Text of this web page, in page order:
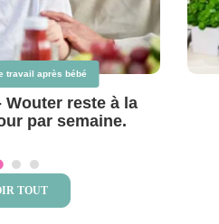
travail après bébé
Wouter reste à la
par semaine.
TOUT